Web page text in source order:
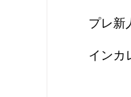
プレ
イン